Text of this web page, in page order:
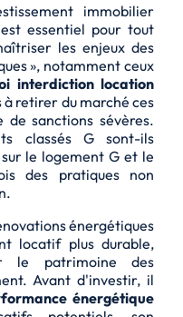
immobilier
essentiel pour tout
les enjeux des
», notamment ceux
interdiction location
retirer du marché ces
de sanctions sévères.
classés G sont-ils
le logement G et le
des pratiques non
énergétiques
locatif plus durable,
le patrimoine des
Avant d'investir, il
énergétique